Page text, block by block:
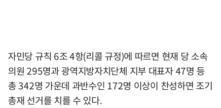
자민당 규칙 6조 4항(리콜 규정)에 따르면 현재 당 소속
의원 295명과 광역지방자치단체 지부 대표자 47명 등
총 342명 가운데 과반수인 172명 이상이 찬성하면 조기
총재 선거를 치를 수 있다.